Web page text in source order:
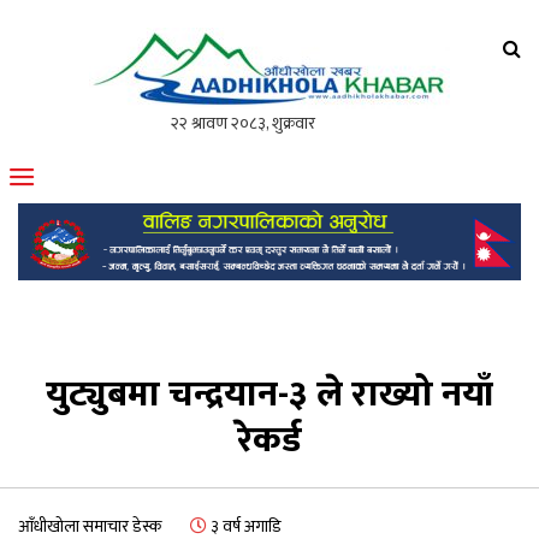
मोफसलकै लोकप्रिय अनलाइन पत्रिका
युट्युबमा चन्द्रयान-३ ले राख्यो नयाँ
रेकर्ड
आँधीखोला समाचार डेस्क ३ वर्ष अगाडि